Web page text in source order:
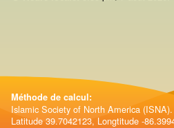
Méthode de calcul:
Islamic Society of North America
Latitude 39.7042123, Longtitude -